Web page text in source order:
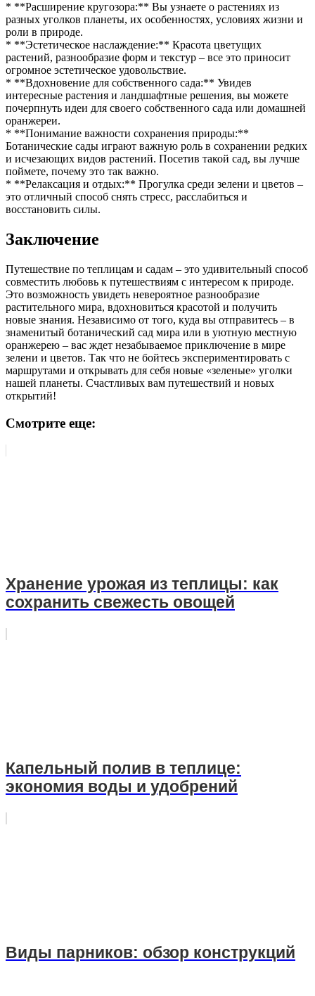
* **Расширение кругозора:** Вы узнаете о растениях из
разных уголков планеты, их особенностях, условиях жизни и
роли в природе.
* **Эстетическое наслаждение:** Красота цветущих
растений, разнообразие форм и текстур – все это приносит
огромное эстетическое удовольствие.
* **Вдохновение для собственного сада:** Увидев
интересные растения и ландшафтные решения, вы можете
почерпнуть идеи для своего собственного сада или домашней
оранжереи.
* **Понимание важности сохранения природы:**
Ботанические сады играют важную роль в сохранении редких
и исчезающих видов растений. Посетив такой сад, вы лучше
поймете, почему это так важно.
* **Релаксация и отдых:** Прогулка среди зелени и цветов –
это отличный способ снять стресс, расслабиться и
восстановить силы.
Заключение
Путешествие по теплицам и садам – это удивительный способ
совместить любовь к путешествиям с интересом к природе.
Это возможность увидеть невероятное разнообразие
растительного мира, вдохновиться красотой и получить
новые знания. Независимо от того, куда вы отправитесь – в
знаменитый ботанический сад мира или в уютную местную
оранжерею – вас ждет незабываемое приключение в мире
зелени и цветов. Так что не бойтесь экспериментировать с
маршрутами и открывать для себя новые «зеленые» уголки
нашей планеты. Счастливых вам путешествий и новых
открытий!
Смотрите еще:
Хранение урожая из теплицы: как
сохранить свежесть овощей
Капельный полив в теплице:
экономия воды и удобрений
Виды парников: обзор конструкций